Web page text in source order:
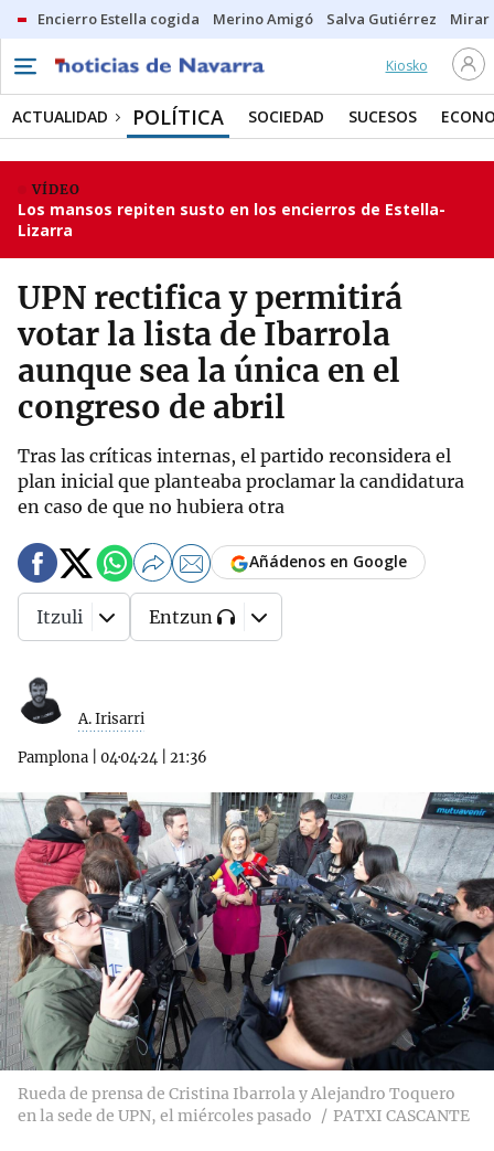
Encierro Estella cogida Merino Amigó Salva Gutiérrez Mirar
Kiosko
ACTUALIDAD POLÍTICA SOCIEDAD SUCESOS
VÍDEO
Los mansos repiten susto en los encierros de Estella-
Lizarra
UPN rectifica y permitirá
votar la lista de Ibarrola
aunque sea la única en el
congreso de abril
Tras las críticas internas, el partido reconsidera el
plan inicial que planteaba proclamar la candidatura
en caso de que no hubiera otra
A. Irisarri
Pamplona 04·04·24 21:36
Añádenos en Google
Itzuli Entzun
Rueda de prensa de Cristina Ibarrola y Alejandro Toquero
en la sede de UPN, el miércoles pasado
PATXI CASCANTE